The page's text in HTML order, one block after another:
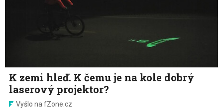
K zemi hleď. K čemu je na kole dobrý
laserový projektor?
Vyšlo na fZone.cz